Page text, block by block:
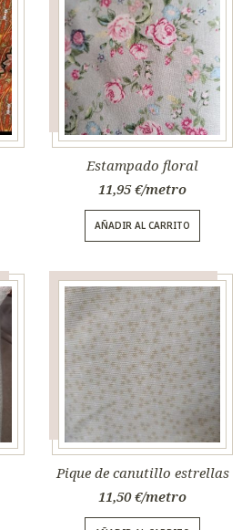
Estampado floral
11,95€
AÑADIR AL CARRITO
Pique de canutillo estrellas
11,50€